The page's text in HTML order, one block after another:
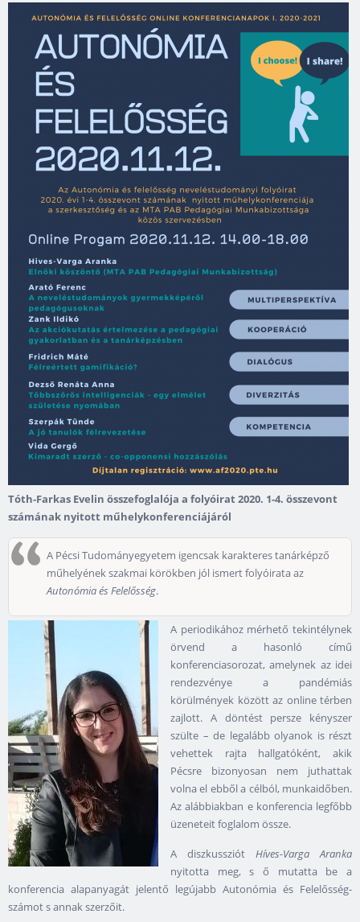
Tóth-Farkas Evelin összefoglalója a folyóirat 2020. 1-4. összevont
számának nyitott műhelykonferenciájáról
A Pécsi Tudományegyetem igencsak karakteres tanárképző
műhelyének szakmai körökben jól ismert folyóirata az
Autonómia és Felelősség.
A periodikához mérhető tekintélynek
örvend a hasonló című
konferenciasorozat, amelynek az idei
rendezvénye a pandémiás
körülmények között az online térben
zajlott. A döntést persze kényszer
szülte – de legalább olyanok is részt
vehettek rajta hallgatóként, akik
Pécsre bizonyosan nem juthattak
volna el ebből a célból, munkaidőben.
Az alábbiakban e konferencia legfőbb
üzeneteit foglalom össze.
A diszkussziót Híves-Varga Aranka
nyitotta meg, s ő mutatta be a
konferencia alapanyagát jelentő legújabb Autonómia és Felelősség-
számot s annak szerzőit.